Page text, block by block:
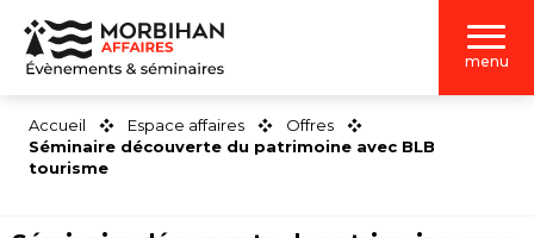
Aller
contenu
menu
Accueil Espace affaires
Offres
Séminaire découverte du patrimoine avec BLB
tourisme